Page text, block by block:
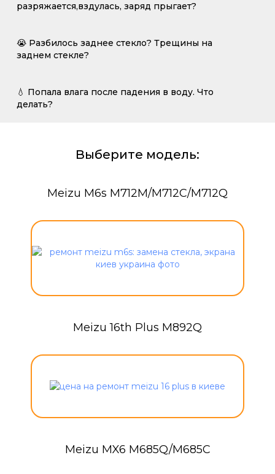
разряжается,вздулась, заряд прыгает?
😭 Разбилось заднее стекло? Трещины на
заднем стекле?
💧 Попала влага после падения в воду. Что
делать?
Выберите модель:
Meizu M6s M712M/M712С/M712Q
Meizu 16th Plus M892Q
Meizu MX6 M685Q/M685C